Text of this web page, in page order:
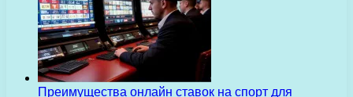
Преимущества онлайн ставок на спорт для